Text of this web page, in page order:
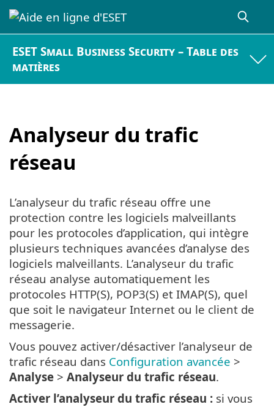
ESET Small Business Security – Table des
matières
Analyseur du trafic
réseau
L’analyseur du trafic réseau offre une
protection contre les logiciels malveillants
pour les protocoles d’application, qui intègre
plusieurs techniques avancées d’analyse des
logiciels malveillants. L’analyseur du trafic
réseau analyse automatiquement les
protocoles HTTP(S), POP3(S) et IMAP(S), quel
que soit le navigateur Internet ou le client de
messagerie.
Vous pouvez activer/désactiver l’analyseur de
trafic réseau dans Configuration avancée >
Analyse > Analyseur du trafic réseau.
Activer l’analyseur du trafic réseau : si vous